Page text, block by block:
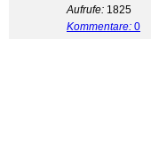
Aufrufe: 1825
Kommentare: 0